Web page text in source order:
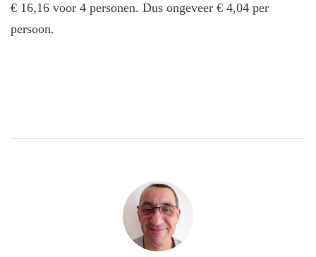
€ 16,16 voor 4 personen. Dus ongeveer € 4,04 per
persoon.